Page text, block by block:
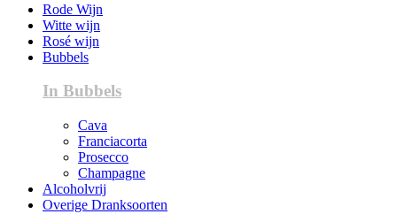
Rode Wijn
Witte wijn
Rosé wijn
Bubbels
In Bubbels
Cava
Franciacorta
Prosecco
Champagne
Alcoholvrij
Overige Dranksoorten